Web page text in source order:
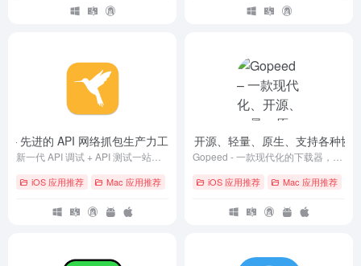
– 先进的 API 网络抓包生产力工具
- v3.0.38
iOS 应用推荐 Mac 应用推荐 # iOS # macOS
Gopeed – 一款现代化、开源、轻量、原生、支持各种协
iOS 应用推荐 Mac 应用推荐